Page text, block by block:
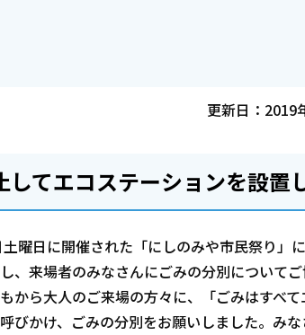
更新日：2019
してエコステーションを設置
曜日に開催された「にしのみや市民祭り」
、来場者のみなさんにごみの分別について
から大人のご来場の方々に、「ごみはすべ
びかけ、ごみの分別をお願いしました。み